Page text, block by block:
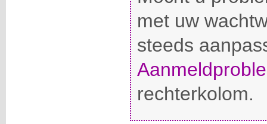
met uw
steeds
rechterkolom.